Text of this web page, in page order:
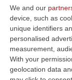
We and our
device, such as
unique identifiers
personalised
measurement,
With your
geolocation data
stampa e
sigla
informativa i
misure
contrastare e